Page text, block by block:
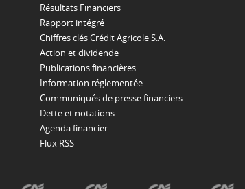
Résultats Financiers
Rapport intégré
Chiffres clés Crédit Agricole S.A.
Action et dividende
Publications financières
Information réglementée
Communiqués de presse financiers
Dette et notations
Agenda financier
Flux RSS